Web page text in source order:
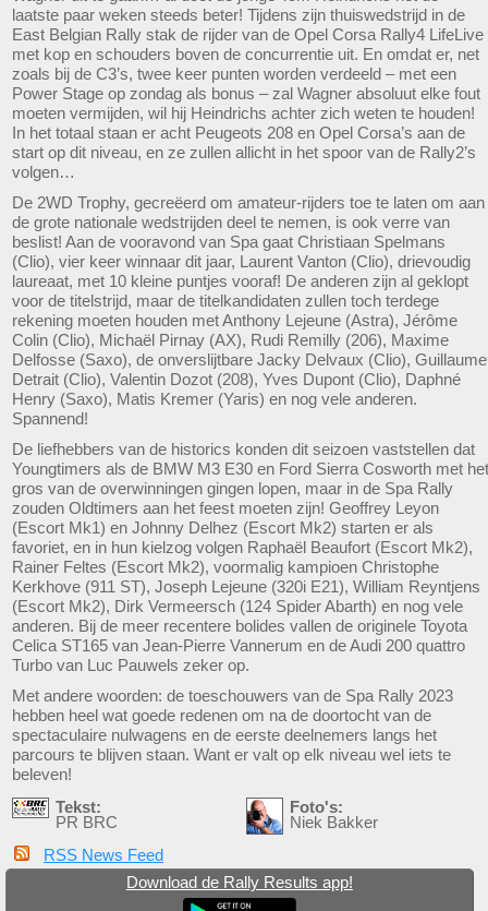
laatste paar weken steeds beter! Tijdens zijn thuiswedstrijd in de
East Belgian Rally stak de rijder van de Opel Corsa Rally4 LifeLive
met kop en schouders boven de concurrentie uit. En omdat er, net
zoals bij de C3’s, twee keer punten worden verdeeld – met een
Power Stage op zondag als bonus – zal Wagner absoluut elke fout
moeten vermijden, wil hij Heindrichs achter zich weten te houden!
In het totaal staan er acht Peugeots 208 en Opel Corsa’s aan de
start op dit niveau, en ze zullen allicht in het spoor van de Rally2’s
volgen…
De 2WD Trophy, gecreëerd om amateur-rijders toe te laten om aan
de grote nationale wedstrijden deel te nemen, is ook verre van
beslist! Aan de vooravond van Spa gaat Christiaan Spelmans
(Clio), vier keer winnaar dit jaar, Laurent Vanton (Clio), drievoudig
laureaat, met 10 kleine puntjes vooraf! De anderen zijn al geklopt
voor de titelstrijd, maar de titelkandidaten zullen toch terdege
rekening moeten houden met Anthony Lejeune (Astra), Jérôme
Colin (Clio), Michaël Pirnay (AX), Rudi Remilly (206), Maxime
Delfosse (Saxo), de onverslijtbare Jacky Delvaux (Clio), Guillaume
Detrait (Clio), Valentin Dozot (208), Yves Dupont (Clio), Daphné
Henry (Saxo), Matis Kremer (Yaris) en nog vele anderen.
Spannend!
De liefhebbers van de historics konden dit seizoen vaststellen dat
Youngtimers als de BMW M3 E30 en Ford Sierra Cosworth met het
gros van de overwinningen gingen lopen, maar in de Spa Rally
zouden Oldtimers aan het feest moeten zijn! Geoffrey Leyon
(Escort Mk1) en Johnny Delhez (Escort Mk2) starten er als
favoriet, en in hun kielzog volgen Raphaël Beaufort (Escort Mk2),
Rainer Feltes (Escort Mk2), voormalig kampioen Christophe
Kerkhove (911 ST), Joseph Lejeune (320i E21), William Reyntjens
(Escort Mk2), Dirk Vermeersch (124 Spider Abarth) en nog vele
anderen. Bij de meer recentere bolides vallen de originele Toyota
Celica ST165 van Jean-Pierre Vannerum en de Audi 200 quattro
Turbo van Luc Pauwels zeker op.
Met andere woorden: de toeschouwers van de Spa Rally 2023
hebben heel wat goede redenen om na de doortocht van de
spectaculaire nulwagens en de eerste deelnemers langs het
parcours te blijven staan. Want er valt op elk niveau wel iets te
beleven!
Tekst:
PR BRC
Foto's:
Niek Bakker
RSS News Feed
Download de Rally Results app!